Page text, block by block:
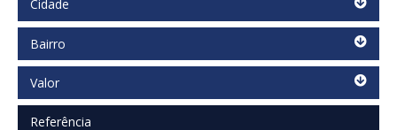
Cidade
Bairro
Valor
Referência